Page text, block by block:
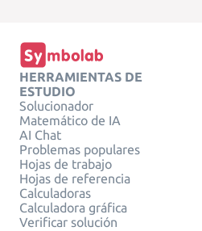
HERRAMIENTAS DE
ESTUDIO
Solucionador
Matemático de IA
AI Chat
Problemas populares
Hojas de trabajo
Hojas de referencia
Calculadoras
Calculadora gráfica
Verificar solución